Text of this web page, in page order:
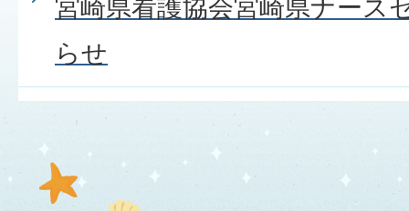
宮崎県看護協会宮崎県ナース
らせ